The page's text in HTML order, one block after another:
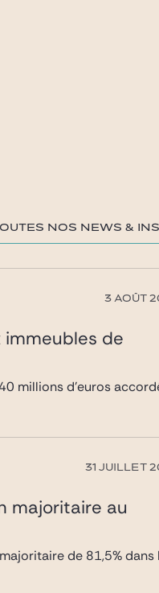
nos News &
3 AOÛT
immeubles de
millions d’euros
31 JUILLET
majoritaire au
de 81,5% dans